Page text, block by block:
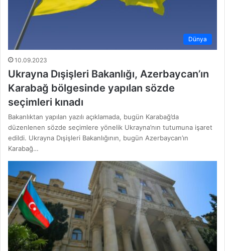
Dünya
10.09.2023
Ukrayna Dışişleri Bakanlığı, Azerbaycan’ın
Karabağ bölgesinde yapılan sözde
seçimleri kınadı
Bakanlıktan yapılan yazılı açıklamada, bugün Karabağ’da
düzenlenen sözde seçimlere yönelik Ukrayna’nın tutumuna işaret
edildi. Ukrayna Dışişleri Bakanlığının, bugün Azerbaycan’ın
Karabağ…